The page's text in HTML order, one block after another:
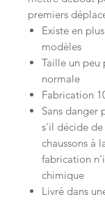
premiers
Existe en
modèles
Taille un peu
normale
Fabrication
Sans danger
s'il décide de
chaussons à
fabrication
chimique
Livré dans